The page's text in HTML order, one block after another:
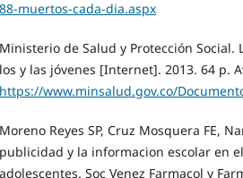
88-muertos-cada-dia.aspx
Ministerio de Salud y Protección
los y las jóvenes [Internet]. 2013. 64 p.
https://www.minsalud.gov.co/
Moreno Reyes SP, Cruz Mosquera FE,
publicidad y la informacion escolar en
adolescentes. Soc Venez Farmacol y